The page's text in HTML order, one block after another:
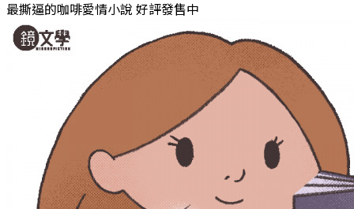
最撕逼的咖啡愛情小說 好評發售中